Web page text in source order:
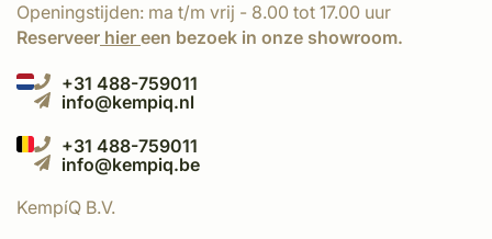
Openingstijden: ma t/m vrij - 8.00 tot 17.00 uur
Reserveer hier een bezoek in onze showroom.
+31 488-759011
info@kempiq.nl
+31 488-759011
info@kempiq.be
KempíQ B.V.